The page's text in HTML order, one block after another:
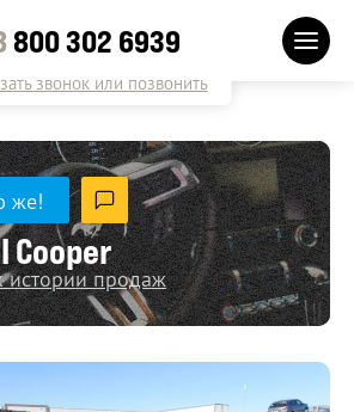
800 302 6939
звонок или позвонить
Cooper
истории продаж
же!